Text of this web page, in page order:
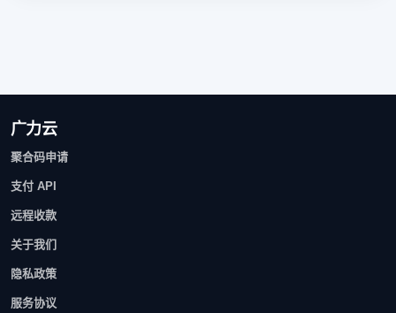
广力云
聚合码申请
支付 API
远程收款
关于我们
隐私政策
服务协议